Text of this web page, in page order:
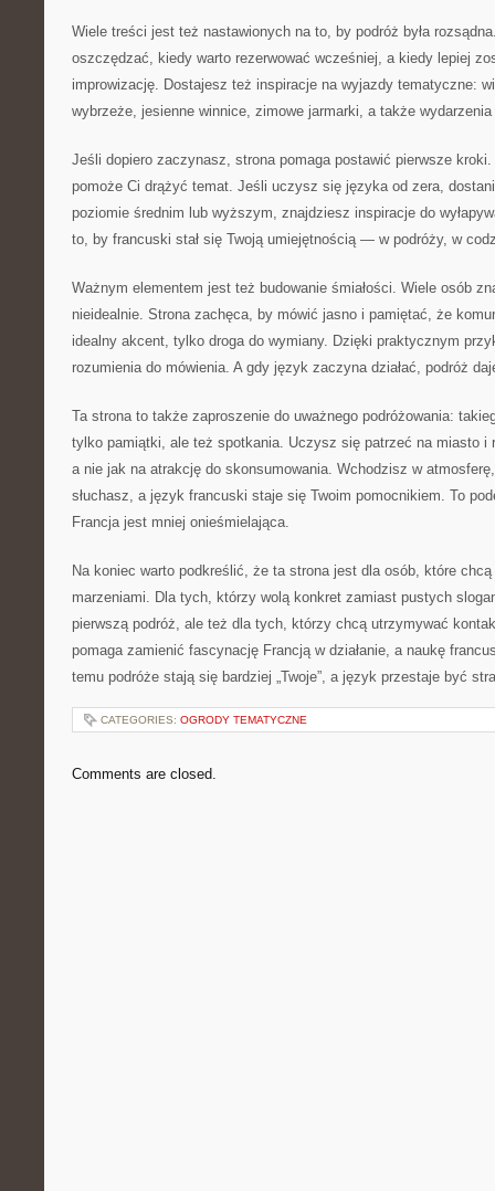
Wiele treści jest też nastawionych na to, by podróż była
oszczędzać, kiedy warto rezerwować wcześniej, a kiedy lepiej
improwizację. Dostajesz też inspiracje na wyjazdy tematyczne:
wybrzeże, jesienne winnice, zimowe jarmarki, a także
Jeśli dopiero zaczynasz, strona pomaga postawić pierwsze
pomoże Ci drążyć temat. Jeśli uczysz się języka od zera,
poziomie średnim lub wyższym, znajdziesz inspiracje do
to, by francuski stał się Twoją umiejętnością — w podróży, w
Ważnym elementem jest też budowanie śmiałości. Wiele osób
nieidealnie. Strona zachęca, by mówić jasno i pamiętać, że
idealny akcent, tylko droga do wymiany. Dzięki praktycznym
rozumienia do mówienia. A gdy język zaczyna działać, podróż
Ta strona to także zaproszenie do uważnego podróżowania:
tylko pamiątki, ale też spotkania. Uczysz się patrzeć na miasto i
a nie jak na atrakcję do skonsumowania. Wchodzisz w
słuchasz, a język francuski staje się Twoim pomocnikiem. To
Francja jest mniej onieśmielająca.
Na koniec warto podkreślić, że ta strona jest dla osób, które
marzeniami. Dla tych, którzy wolą konkret zamiast pustych
pierwszą podróż, ale też dla tych, którzy chcą utrzymywać
pomaga zamienić fascynację Francją w działanie, a naukę
temu podróże stają się bardziej „Twoje”, a język przestaje być
CATEGORIES: OGRODY TEMATYCZNE
Comments are closed.